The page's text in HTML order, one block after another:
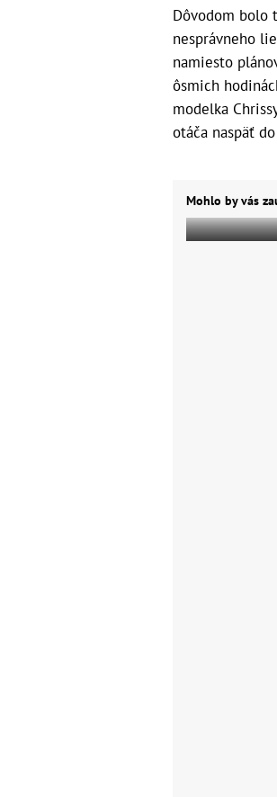
Dôvodom bolo
nesprávneho
namiesto
ôsmich
modelka
otáča naspäť
Mohlo by vás